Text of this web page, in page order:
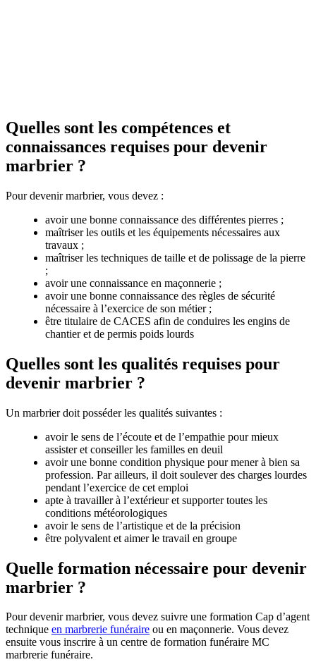
Quelles sont les compétences et
connaissances requises pour devenir
marbrier ?
Pour devenir marbrier, vous devez :
avoir une bonne connaissance des différentes pierres ;
maîtriser les outils et les équipements nécessaires aux
travaux ;
maîtriser les techniques de taille et de polissage de la pierre
;
avoir une connaissance en maçonnerie ;
avoir une bonne connaissance des règles de sécurité
nécessaire à l’exercice de son métier ;
être titulaire de CACES afin de conduires les engins de
chantier et de permis poids lourds
Quelles sont les qualités requises pour
devenir marbrier ?
Un marbrier doit posséder les qualités suivantes :
avoir le sens de l’écoute et de l’empathie pour mieux
assister et conseiller les familles en deuil
avoir une bonne condition physique pour mener à bien sa
profession. Par ailleurs, il doit soulever des charges lourdes
pendant l’exercice de cet emploi
apte à travailler à l’extérieur et supporter toutes les
conditions météorologiques
avoir le sens de l’artistique et de la précision
être polyvalent et aimer le travail en groupe
Quelle formation nécessaire pour devenir
marbrier ?
Pour devenir marbrier, vous devez suivre une formation Cap d’agent
technique en marbrerie funéraire ou en maçonnerie. Vous devez
ensuite vous inscrire à un centre de formation funéraire MC
marbrerie funéraire.